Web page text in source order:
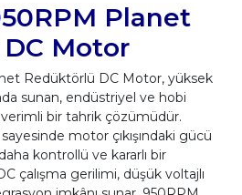
Planet
Motor
Redüktörlü DC Motor, yüksek
sunan, endüstriyel ve hobi
bir tahrik çözümüdür.
motor çıkışındaki gücü
kontrollü ve kararlı bir
çalışma gerilimi, düşük voltajlı